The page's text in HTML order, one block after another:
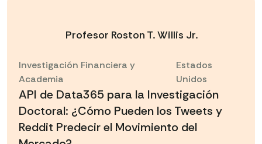
API de Data365 para la Investigación
Doctoral: ¿Cómo Pueden los Tweets y
Reddit Predecir el Movimiento del
Profesor Roston T. Willis Jr.
Investigación Financiera y
Academia
Estados
Unidos